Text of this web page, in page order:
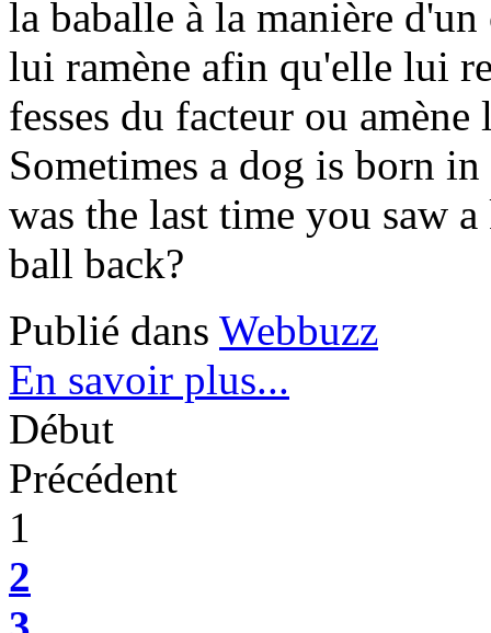
la baballe à la manière
lui ramène afin qu'elle lui
fesses du facteur ou amène
Sometimes a dog is born in
was the last time you saw
ball back?
Publié dans Webbuzz
En savoir plus...
Début
Précédent
1
2